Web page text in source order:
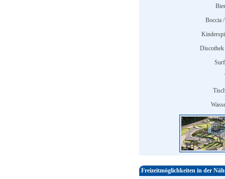
Boccia
Freizeitmöglichkeiten in der